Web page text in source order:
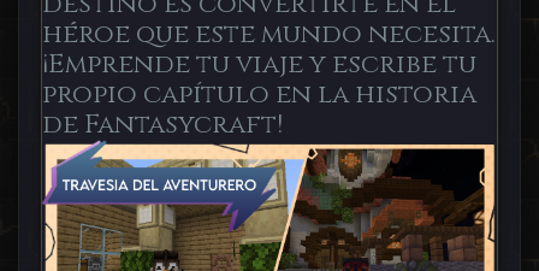
héroe que este mundo necesita.
¡Emprende tu viaje y escribe tu
propio capítulo en la historia
de Fantasycraft!